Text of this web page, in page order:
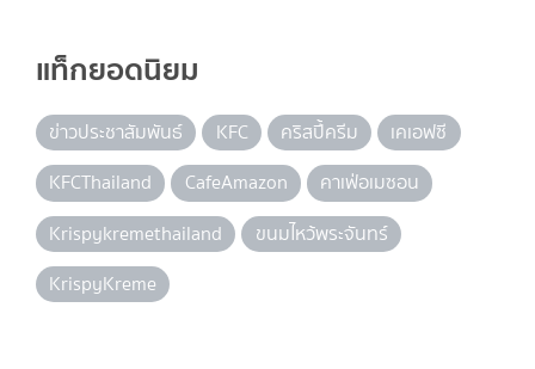
แท็กยอดนิยม
ข่าวประชาสัมพันธ์ KFC คริสปี้ครีม
เคเอฟซี
KFCThailand
CafeAmazon
คาเฟ่อเมซอน
Krispykremethailand
ขนมไหว้พระจันทร์
KrispyKreme